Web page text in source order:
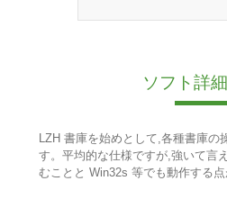
ソフト詳
LZH 書庫を始めとして,各種書庫の
す。平均的な仕様ですが,強いて言
むことと Win32s 等でも動作する